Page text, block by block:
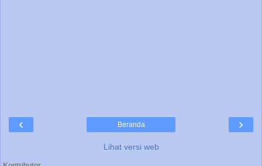
‹ ›
Beranda
Lihat versi web